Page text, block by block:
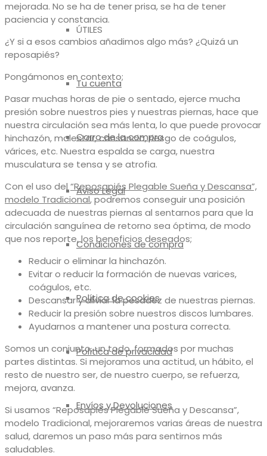
ÚTILES
Tu cuenta
Carro de la compra
Aviso Legal
Condiciones de compra
Política de cookies
Política de privacidad
Envíos y Devoluciones
mejorada. No se ha de tener prisa, se ha de tener
paciencia y constancia.
¿Y si a esos cambios añadimos algo más? ¿Quizá un
reposapiés?
Pongámonos en contexto;
Pasar muchas horas de pie o sentado, ejerce mucha
presión sobre nuestros pies y nuestras piernas, hace que
nuestra circulación sea más lenta, lo que puede provocar
hinchazón, malestar, cansancio, riesgo de coágulos,
várices, etc. Nuestra espalda se carga, nuestra
musculatura se tensa y se atrofia.
Con el uso del “Reposapiés Plegable Sueña y Descansa”,
modelo Tradicional, podremos conseguir una posición
adecuada de nuestras piernas al sentarnos para que la
circulación sanguínea de retorno sea óptima, de modo
que nos reporte, los beneficios deseados;
Reducir o eliminar la hinchazón.
Evitar o reducir la formación de nuevas varices,
coágulos, etc.
Descansar y aliviar la pesadez de nuestras piernas.
Reducir la presión sobre nuestros discos lumbares.
Ayudarnos a mantener una postura correcta.
Somos un conjunto, un todo, formados por muchas
partes distintas. Si mejoramos una actitud, un hábito, el
resto de nuestro ser, de nuestro cuerpo, se refuerza,
mejora, avanza.
Si usamos “Reposapiés Plegable Sueña y Descansa”,
modelo Tradicional, mejoraremos varias áreas de nuestra
salud, daremos un paso más para sentirnos más
saludables.